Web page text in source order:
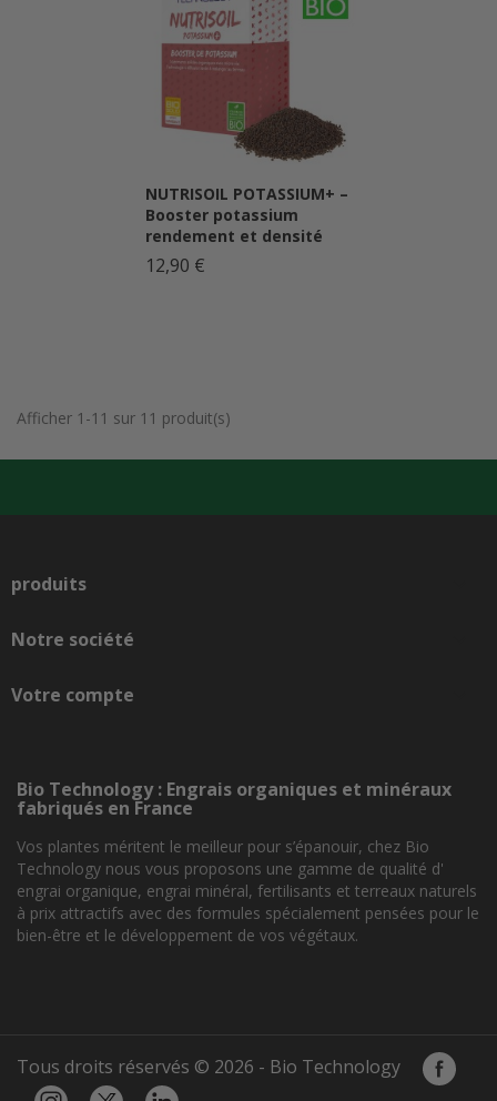
NUTRISOIL POTASSIUM+ –
Booster potassium
rendement et densité
12,90 €
Afficher 1-11 sur 11 produit(s)
produits
Notre société
Votre compte
Bio Technology : Engrais organiques et minéraux
fabriqués en France
Vos plantes méritent le meilleur pour s’épanouir, chez Bio
Technology nous vous proposons une gamme de qualité d'
engrai organique, engrai minéral, fertilisants et terreaux naturels
à prix attractifs avec des formules spécialement pensées pour le
bien-être et le développement de vos végétaux.
Tous droits réservés © 2026 - Bio Technology